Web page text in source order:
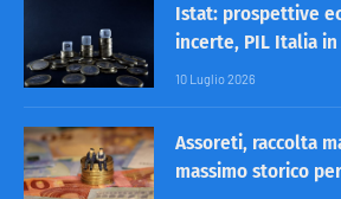
Istat: prospettive
incerte, PIL Italia
10 Luglio 2026
Assoreti, raccolta
massimo storico